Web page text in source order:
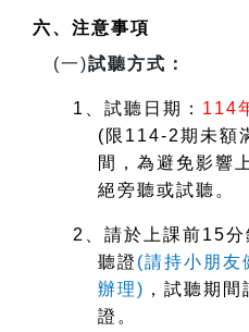
六、注意事項
(一)試聽方式：
1 、試聽日期： 114
( 限114-2期未額
間，為避免影響
絕旁聽或試聽。
2
、請於上課前15
聽證 (請持小朋友
辦理) ，試聽期
證。